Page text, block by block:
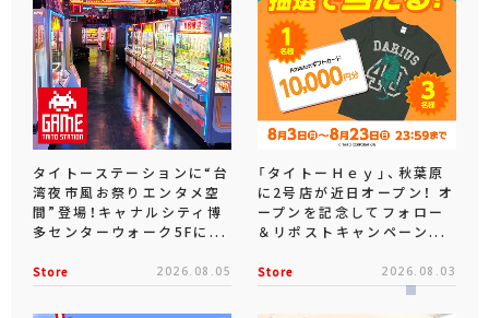
タイトーステーションに“台
湾夜市風お祭りエンタメ空
間”登場！キャナルシティ博
多センターウォーク5Fに...
Store 2026.08.05
「タイトーＨｅｙ」、秋葉原
に2号店が近日オープン！ オ
ープンを記念してフォロー
＆リポストキャンペーン...
Store 2026.08.03